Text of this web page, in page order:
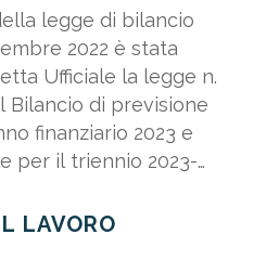
legge di bilancio
2022 è stata
Ufficiale la legge n.
Bilancio di previsione
finanziario 2023 e
per il triennio 2023-
LAVORO